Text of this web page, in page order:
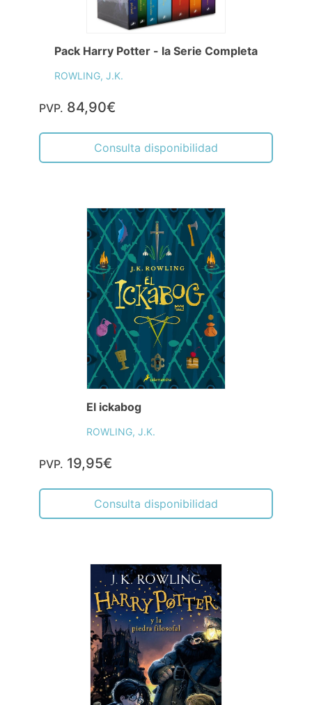
Pack Harry Potter - la Serie Completa
ROWLING, J.K.
PVP. 84,90€
Consulta disponibilidad
El ickabog
ROWLING, J.K.
PVP. 19,95€
Consulta disponibilidad